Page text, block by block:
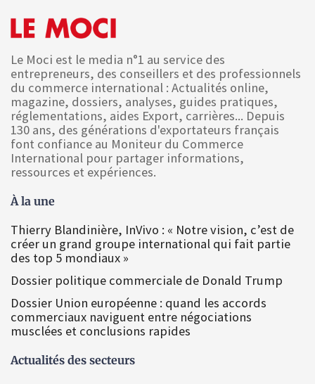
Le Moci est le media n°1 au service des
entrepreneurs, des conseillers et des professionnels
du commerce international : Actualités online,
magazine, dossiers, analyses, guides pratiques,
réglementations, aides Export, carrières... Depuis
130 ans, des générations d'exportateurs français
font confiance au Moniteur du Commerce
International pour partager informations,
ressources et expériences.
À la une
Thierry Blandinière, InVivo : « Notre vision, c’est de
créer un grand groupe international qui fait partie
des top 5 mondiaux »
Dossier politique commerciale de Donald Trump
Dossier Union européenne : quand les accords
commerciaux naviguent entre négociations
musclées et conclusions rapides
Actualités des secteurs